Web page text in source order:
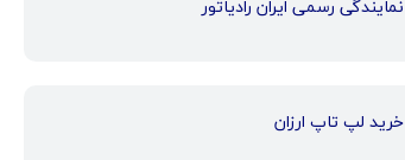
نمایندگی رسمی ایران رادیاتور
خرید لپ تاپ ارزان